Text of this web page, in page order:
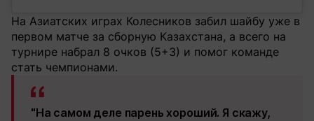
На Азиатских играх Колесников забил шайбу уже в
первом матче за сборную Казахстана, а всего на
турнире набрал 8 очков (5+3) и помог команде
стать чемпионами.
"На самом деле парень хороший. Я скажу,